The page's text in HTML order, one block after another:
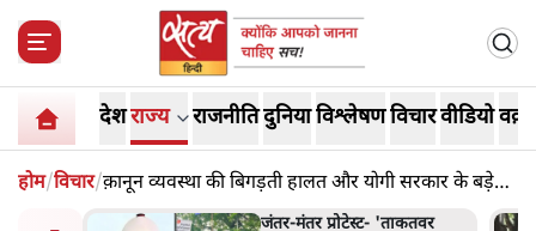
देशराज्य राजनीतिदुनियाविश्लेषणविचारवीडियो
होम/विचार/क़ानून व्यवस्था की बिगड़ती हालत और योगी सरकार के बड़े
दावे!
जंतर मंतर प्रोटेस्ट: 'युवाओं को